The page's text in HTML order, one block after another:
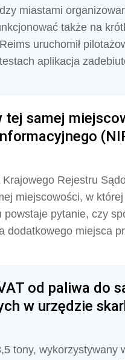
miastami
także na
uruchomił
aplikacja
tej samej
Rejestru
miejscowości, w
pytanie, czy
miejsca
od paliwa do
w urzędzie
tony, wykorzystywany